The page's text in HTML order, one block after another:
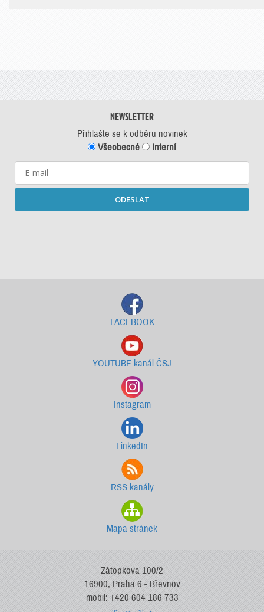
NEWSLETTER
Přihlašte se k odběru novinek
Všeobecné
Interní
ODESLAT
FACEBOOK
YOUTUBE kanál ČSJ
Instagram
LinkedIn
RSS kanály
Mapa stránek
Zátopkova 100/2
16900, Praha 6 - Břevnov
mobil: +420 604 186 733